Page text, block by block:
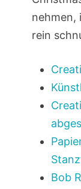
nehmen,
rein
Bob